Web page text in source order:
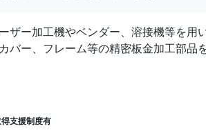
ー加工機やベンダー、溶接機等を用
ー、フレーム等の精密板金加工部品
支援制度有